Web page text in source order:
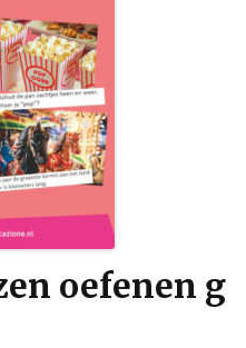
oefenen g